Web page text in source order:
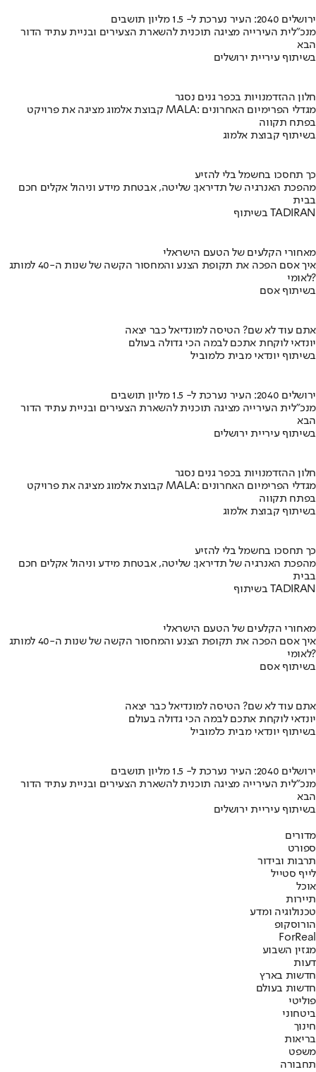
ירושלים 2040: העיר נערכת ל- 1.5 מליון תושבים
מנכ"לית העירייה מציגה תוכנית להשארת הצעירים ובניית עתיד הדור
הבא
בשיתוף עיריית ירושלים
חלון ההזדמנויות בכפר גנים נסגר
קבוצת אלמוג מציגה את פרויקט MALA: מגדלי הפרימיום האחרונים
בפתח תקווה
בשיתוף קבוצת אלמוג
כך תחסכו בחשמל בלי להזיע
מהפכת האנרגיה של תדיראן: שליטה, אבטחת מידע וניהול אקלים חכם
בבית
בשיתוף TADIRAN
מאחורי הקלעים של הטעם הישראלי
איך אסם הפכה את תקופת הצנע והמחסור הקשה של שנות ה-40 למותג
לאומי?
בשיתוף אסם
אתם עוד לא שם? הטיסה למונדיאל כבר יצאה
יונדאי לוקחת אתכם לבמה הכי גדולה בעולם
בשיתוף יונדאי מבית כלמוביל
ירושלים 2040: העיר נערכת ל- 1.5 מליון תושבים
מנכ"לית העירייה מציגה תוכנית להשארת הצעירים ובניית עתיד הדור
הבא
בשיתוף עיריית ירושלים
חלון ההזדמנויות בכפר גנים נסגר
קבוצת אלמוג מציגה את פרויקט MALA: מגדלי הפרימיום האחרונים
בפתח תקווה
בשיתוף קבוצת אלמוג
כך תחסכו בחשמל בלי להזיע
מהפכת האנרגיה של תדיראן: שליטה, אבטחת מידע וניהול אקלים חכם
בבית
בשיתוף TADIRAN
מאחורי הקלעים של הטעם הישראלי
איך אסם הפכה את תקופת הצנע והמחסור הקשה של שנות ה-40 למותג
לאומי?
בשיתוף אסם
אתם עוד לא שם? הטיסה למונדיאל כבר יצאה
יונדאי לוקחת אתכם לבמה הכי גדולה בעולם
בשיתוף יונדאי מבית כלמוביל
ירושלים 2040: העיר נערכת ל- 1.5 מליון תושבים
מנכ"לית העירייה מציגה תוכנית להשארת הצעירים ובניית עתיד הדור
הבא
בשיתוף עיריית ירושלים
מדורים
ספורט
תרבות ובידור
לייף סטייל
אוכל
תיירות
טכנולוגיה ומדע
הורוסקופ
ForReal
מגזין השבוע
דעות
חדשות בארץ
חדשות בעולם
פוליטי
ביטחוני
חינוך
בריאות
משפט
תחבורה